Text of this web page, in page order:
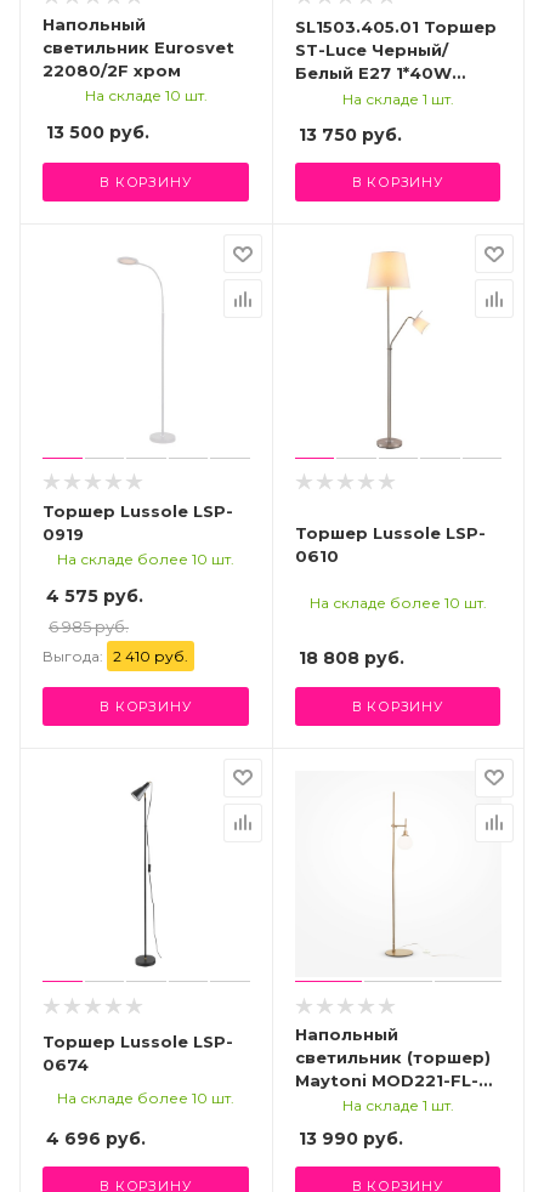
Напольный
светильник Eurosvet
22080/2F хром
На складе 10 шт.
13 500 руб.
В КОРЗИНУ
SL1503.405.01 Торшер
ST-Luce Черный/
Белый E27 1*40W
MODICAНа складе 1 шт.
13 750руб.
В КОРЗИНУ
Торшер Lussole LSP-
0919
На складе более 10 шт.
4 575 руб.
6 985 руб.
Выгода: 2 410 руб.
В КОРЗИНУ
Торшер Lussole LSP-
0610
На складе более 10 шт.
18 808руб.
В КОРЗИНУ
Торшер Lussole LSP-
0674
На складе более 10 шт.
4 696 руб.
В КОРЗИНУ
Напольный
светильник (торшер)
Maytoni MOD221-FL-
На складе 1 шт.
13 990руб.
В КОРЗИНУ